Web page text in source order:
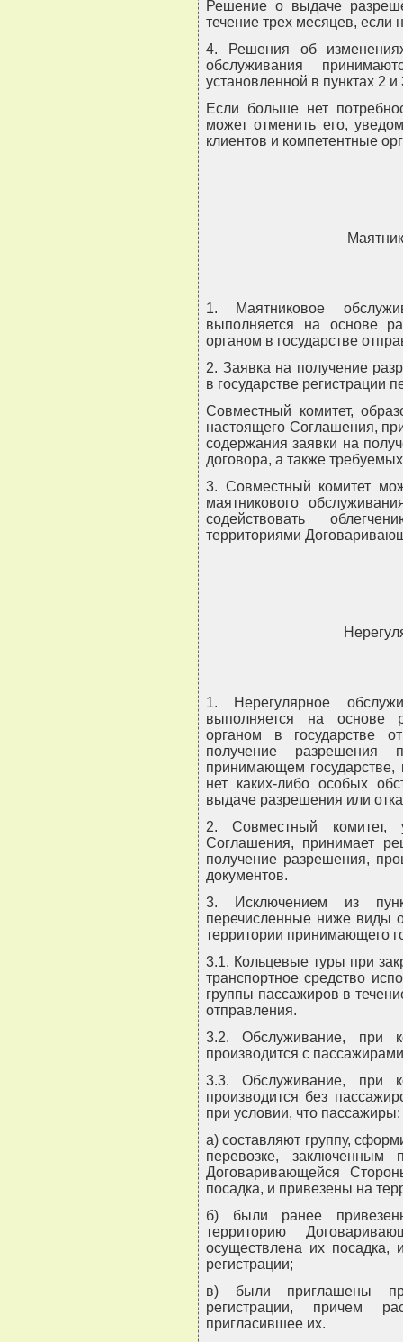
Решение о выдаче
течение трех месяцев, если
4. Решения об
обслуживания
установленной в пунктах 2
Если больше нет
может отменить его,
клиентов и компетентные
1. Маятниковое
выполняется на основе
органом в государстве
2. Заявка на получение
в государстве регистрации
Совместный комитет,
настоящего Соглашения,
содержания заявки на
договора, а также
3. Совместный комитет
маятникового
содействовать
территориями
1. Нерегулярное
выполняется на основе
органом в государстве
получение разрешения
принимающем государстве,
нет каких-либо особых
выдаче разрешения или
2. Совместный комитет,
Соглашения, принимает
получение разрешения,
документов.
3. Исключением из
перечисленные ниже виды
территории принимающего
3.1. Кольцевые туры при
транспортное средство
группы пассажиров в
отправления.
3.2. Обслуживание, при
производится с
3.3. Обслуживание, при
производится без
при условии, что пассажиры:
а) составляют группу,
перевозке,
Договаривающейся
посадка, и привезены на
б) были ранее
территорию
осуществлена их
регистрации;
в) были приглашены
регистрации, причем
пригласившее их.